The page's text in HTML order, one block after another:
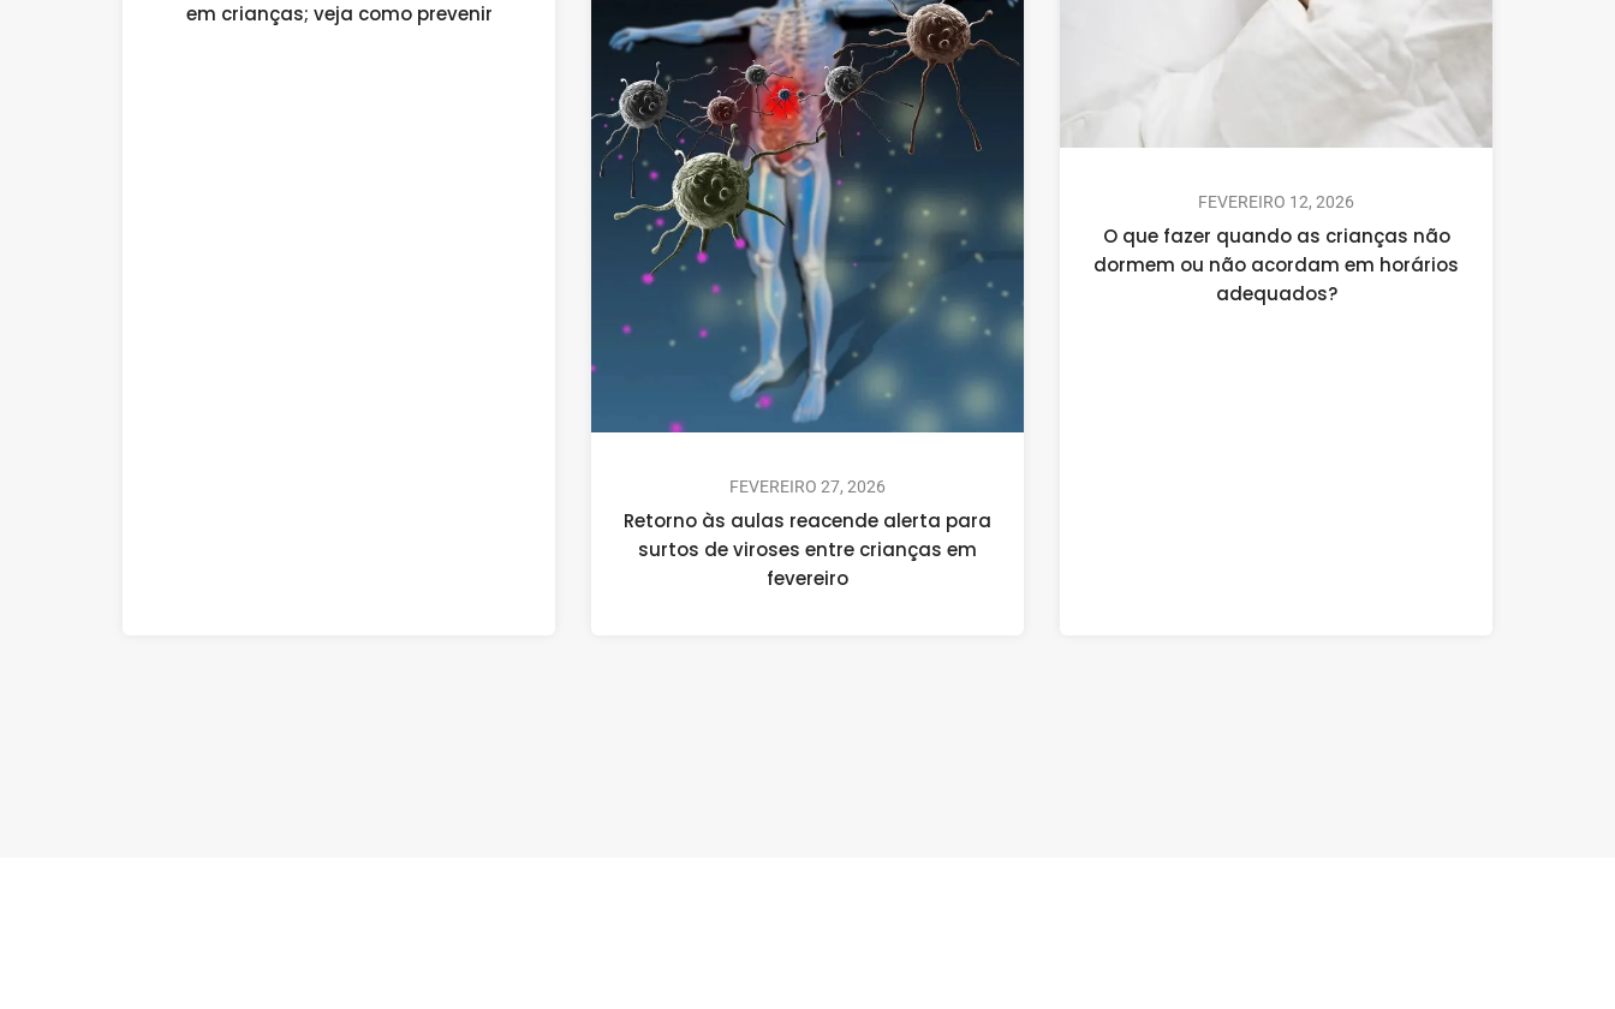
em crianças; veja como prevenir
FEVEREIRO 27, 2026
Retorno às aulas reacende alerta para
surtos de viroses entre crianças em
fevereiro
FEVEREIRO 12, 2026
O que fazer quando as crianças não
dormem ou não acordam em horários
adequados?